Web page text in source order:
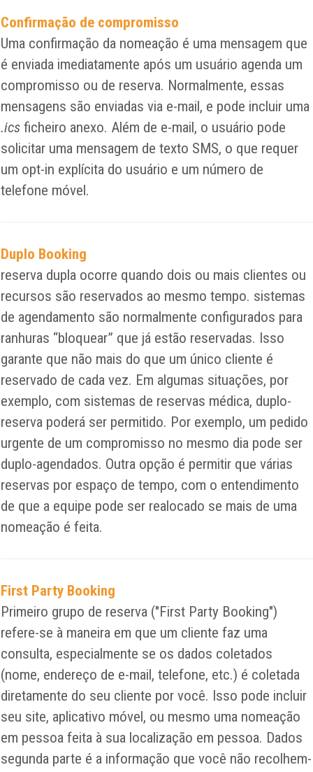
Confirmação de compromisso
Uma confirmação da nomeação é uma mensagem que
é enviada imediatamente após um usuário agenda um
compromisso ou de reserva. Normalmente, essas
mensagens são enviadas via e-mail, e pode incluir uma
.icsficheiro anexo. Além de e-mail, o usuário pode
solicitar uma mensagem de texto SMS, o que requer
um opt-in explícita do usuário e um número de
telefone móvel.
Duplo Booking
reserva dupla ocorre quando dois ou mais clientes ou
recursos são reservados ao mesmo tempo. sistemas
de agendamento são normalmente configurados para
ranhuras “bloquear” que já estão reservadas. Isso
garante que não mais do que um único cliente é
reservado de cada vez. Em algumas situações, por
exemplo, com sistemas de reservas médica, duplo-
reserva poderá ser permitido. Por exemplo, um pedido
urgente de um compromisso no mesmo dia pode ser
duplo-agendados. Outra opção é permitir que várias
reservas por espaço de tempo, com o entendimento
de que a equipe pode ser realocado se mais de uma
nomeação é feita.
First Party Booking
Primeiro grupo de reserva ("First Party Booking")
refere-se à maneira em que um cliente faz uma
consulta, especialmente se os dados coletados
(nome, endereço de e-mail, telefone, etc.) é coletada
diretamente do seu cliente por você. Isso pode incluir
seu site, aplicativo móvel, ou mesmo uma nomeação
em pessoa feita à sua localização em pessoa. Dados
segunda parte é a informação que você não recolhem-